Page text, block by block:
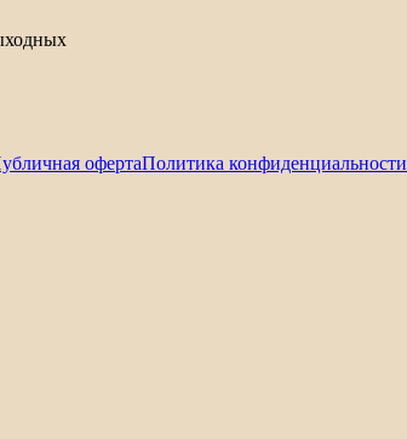
офертаПолитика конфиденциальности